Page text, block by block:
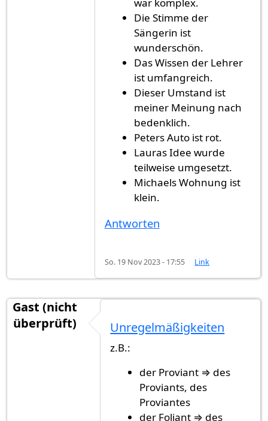
war komplex.
Die Stimme der
Sängerin ist
wunderschön.
Das Wissen der Lehrer
ist umfangreich.
Dieser Umstand ist
meiner Meinung nach
bedenklich.
Peters Auto ist rot.
Lauras Idee wurde
teilweise umgesetzt.
Michaels Wohnung ist
klein.
Antworten
So. 19 Nov 2023 - 17:55 Link
Gast (nicht
überprüft)
Unregelmäßigkeiten
z.B.:
der Proviant ⇒ des
Proviants, des
Proviantes
der Foliant ⇒ des